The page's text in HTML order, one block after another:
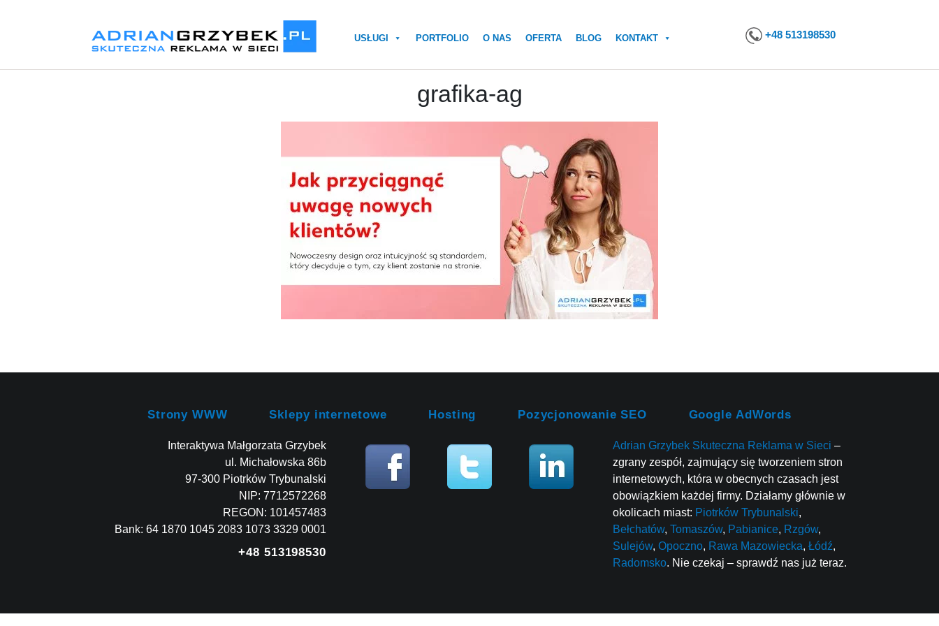
USŁUGI PORTFOLIO O NAS OFERTA BLOG KONTAKT +48 513198530
grafika-ag
Strony WWW Sklepy internetowe Hosting Pozycjonowanie SEO Google AdWords
Interaktywa Małgorzata Grzybek
ul. Michałowska 86b
97-300 Piotrków Trybunalski
NIP: 7712572268
REGON: 101457483
Bank: 64 1870 1045 2083 1073 3329 0001
+48 513198530
Adrian Grzybek Skuteczna Reklama w Sieci –
zgrany zespół, zajmujący się tworzeniem stron
internetowych, która w obecnych czasach jest
obowiązkiem każdej firmy. Działamy głównie w
okolicach miast: Piotrków Trybunalski,
Bełchatów, Tomaszów, Pabianice, Rzgów,
Sulejów, Opoczno, Rawa Mazowiecka, Łódź,
Radomsko. Nie czekaj – sprawdź nas już teraz.